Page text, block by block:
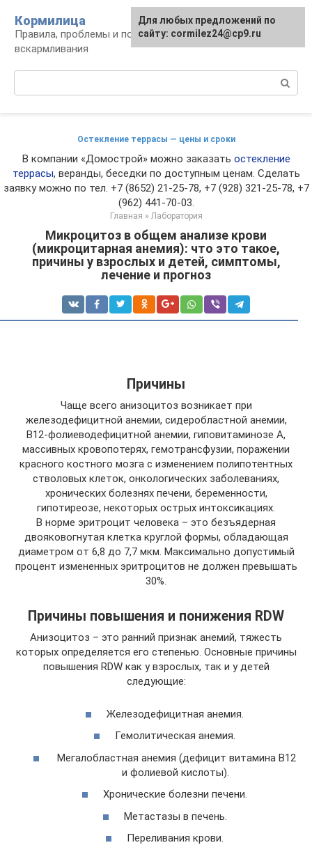
контенту
Кормилица
Правила, проблемы и польза грудного
вскармливания
Остекление террасы — цены и сроки
В компании «Домострой» можно заказать остекление
террасы, веранды, беседки по доступным ценам. Сделать
заявку можно по тел. +7 (8652) 21-25-78, +7 (928) 321-25-78, +7
(962) 441-70-03.
Главная » Лаборатория
Микроцитоз в общем анализе крови
(микроцитарная анемия): что это такое,
причины у взрослых и детей, симптомы,
лечение и прогноз
Причины
Чаще всего анизоцитоз возникает при
железодефицитной анемии, сидеробластной анемии,
В12-фолиеводефицитной анемии, гиповитаминозе А,
массивных кровопотерях, гемотрансфузии, поражении
красного костного мозга с изменением полипотентных
стволовых клеток, онкологических заболеваниях,
хронических болезнях печени, беременности,
гипотиреозе, некоторых острых интоксикациях.
В норме эритроцит человека – это безъядерная
двояковогнутая клетка круглой формы, обладающая
диаметром от 6,8 до 7,7 мкм. Максимально допустимый
процент измененных эритроцитов не должен превышать
30%.
Причины повышения и понижения RDW
Анизоцитоз – это ранний признак анемий, тяжесть
которых определяется его степенью. Основные причины
повышения RDW как у взрослых, так и у детей
следующие:
Железодефицитная анемия.
Гемолитическая анемия.
Мегалобластная анемия (дефицит витамина B12
и фолиевой кислоты).
Хронические болезни печени.
Метастазы в печень.
Переливания крови.
Для любых предложений по
сайту: cormilez24@cp9.ru